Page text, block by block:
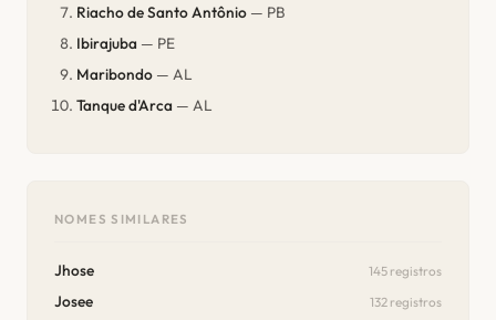
Riacho de Santo Antônio — PB
Ibirajuba — PE
Maribondo — AL
Tanque d'Arca — AL
NOMES SIMILARES
Jhose 145 registros
Josee 132 registros